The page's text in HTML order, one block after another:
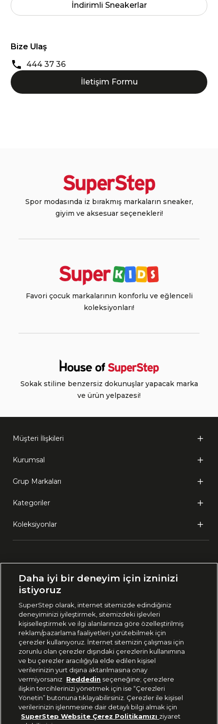
İndirimli Sneakerlar
Bize Ulaş
444 37 36
İletişim Formu
Spor modasında iz bırakmış markaların sneaker,
giyim ve aksesuar seçenekleri!
Favori çocuk markalarının konforlu ve eğlenceli
koleksiyonları!
Sokak stiline benzersiz dokunuşlar yapacak marka
ve ürün yelpazesi!
Müşteri İlişkileri
Kurumsal
Grup Markaları
Kategoriler
Koleksiyonlar
🇹🇷 Türkiye
444 37 36
Uygulamadan Takip Edin
Bizi Takip Edin
Daha iyi bir deneyim için izninizi
istiyoruz
SuperStep olarak, internet sitemizde edindiğiniz
deneyiminizi iyileştirmek, sitemizdeki işlevleri
kişiselleştirmek ve ilgi alanlarınıza göre özelleştirilmiş
reklam/pazarlama faaliyetleri yürütebilmek için
çerezler kullanıyoruz. İnternet sitemizin çalışması için
zorunlu olan çerezler dışındaki çerezlerin kullanımına
ve bu çerezler aracılığıyla elde edilen kişisel
verilerinizin yurt dışına aktarılmasına onay
vermiyorsanız Reddedin seçeneğine; çerezlere
ilişkin tercihlerinizi yönetmek için ise “Çerezleri
Yönetin” butonuna tıklayabilirsiniz. Çerezler ile kişisel
verilerinizin işlenmesine dair detaylı bilgi almak için
SuperStep Website Çerez Politikamızı ziyaret